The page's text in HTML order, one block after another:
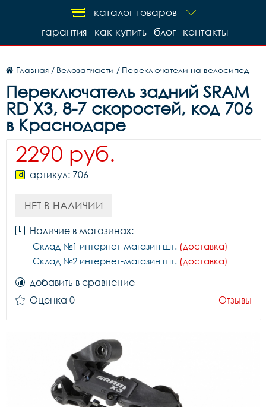
каталог товаров
контакты
блог
как купить
гарантия
Главная / Велозапчасти / Переключатели на велосипед
Переключатель задний SRAM
RD X3, 8-7 скоростей, код 706
в Краснодаре
2290 руб.
артикул: 706
НЕТ В НАЛИЧИИ
Наличие в магазинах:
Склад №1 интернет-магазин шт. (доставка)
Склад №2 интернет-магазин шт. (доставка)
добавить в сравнение
Оценка 0
Отзывы